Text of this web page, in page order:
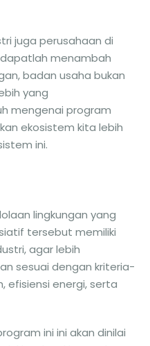
juga perusahaan di
menambah
badan usaha bukan
yang
mengenai program
ekosistem kita lebih
ini.
lingkungan yang
tersebut memiliki
agar lebih
sesuai dengan kriteria-
efisiensi energi, serta
ini ini akan dinilai